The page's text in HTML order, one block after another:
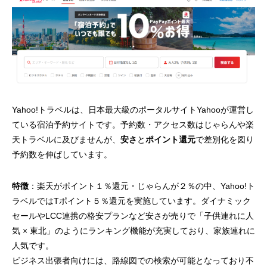
Yahoo!トラベルは、日本最大級のポータルサイトYahooが運営し
ている宿泊予約サイトです。予約数・アクセス数はじゃらんや楽
天トラベルに及びませんが、 安さ とポイント還元で差別化を図り
予約数を伸ばしています。
特徴 ：楽天がポイント１％還元・じゃらんが２％の中、Yahoo!ト
ラベルではTポイント５％還元を実施しています。ダイナミック
セールやLCC連携の格安プランなど安さが売りで「子供連れに人
気 × 東北」のようにランキング機能が充実しており、家族連れに
人気です。
ビジネス出張者向けには、路線図での検索が可能となっており不